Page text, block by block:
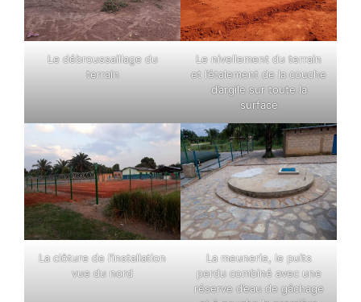
Le débroussaillage du
terrain
Le nivellement du terrain
et l’étalement de la couche
d’argile sur toute la
surface
La clôture de l’installation
vue du nord
La meunerie, le puits
perdu combiné avec une
réserve d’eau de gâchage